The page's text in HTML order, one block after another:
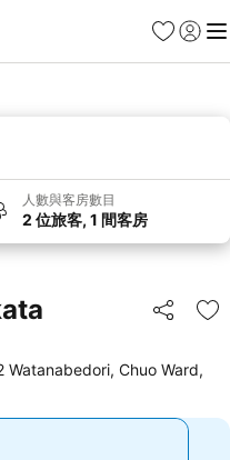
收藏夾
登入 選
人數與客房數目
2 位旅客, 1 間客房
分享
放
Chuo Ward,